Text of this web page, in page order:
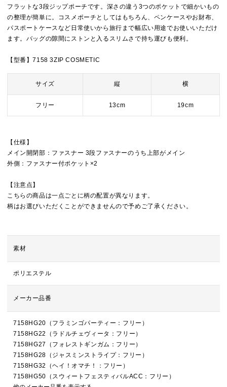
フラットな3段ジップポーチです。深さの違う3つのポケットで細かいもの
の整理が簡単に。コスメポーチとしてはもちろん、ペンケースやお財布、
パスポートケースなど日常使いから旅行まで幅広い用途でお使いいただけ
ます。バッグの隙間にストンと入るスリムさで持ち運びも便利。
【型番】7158 3ZIP COSMETIC
サイズ 縦 横
フリー 13cm 19cm
【仕様】
メイン開閉部：ファスナー 3段ファスナーのうち上部がメイン
外側：ファスナー付ポケット×2
【注意点】
こちらの商品は一点ごとに柄の配置が異なります。
柄はお選びいただくことができませんので予めご了承ください。
素材
ポリエステル
メーカー品番
7158HG20（フラミンゴパーティー：フリー）
7158HG22（ラドルチェヴィータ：フリー）
7158HG27（フォレストギンガム：フリー）
7158HG28（ジャスミンストライプ：フリー）
7158HG32（ヘイ！オマチ！：フリー）
7158HG50（スウィートフェスティバルACC：フリー）